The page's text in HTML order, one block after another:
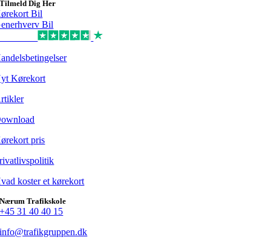
Tilmeld Dig Her
Bil
Bil
Kørekort
pris
koster et kørekort
Nærum Trafikskole
+45 31 40 40 15
info@trafikgruppen.dk